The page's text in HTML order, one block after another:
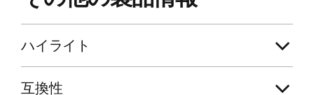
ハイライト
互換性